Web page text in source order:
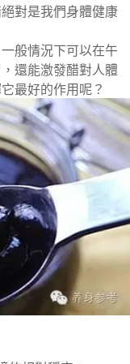
對是我們身體健康
般情況下可以在午
還能激發醋對人體
最好的作用呢？